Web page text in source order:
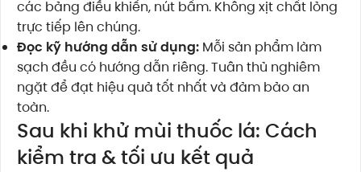
các bảng điều khiển, nút bấm. Không xịt chất lỏng
trực tiếp lên chúng.
Đọc kỹ hướng dẫn sử dụng: Mỗi sản phẩm làm
sạch đều có hướng dẫn riêng. Tuân thủ nghiêm
ngặt để đạt hiệu quả tốt nhất và đảm bảo an
toàn.
Sau khi khử mùi thuốc lá: Cách
kiểm tra & tối ưu kết quả